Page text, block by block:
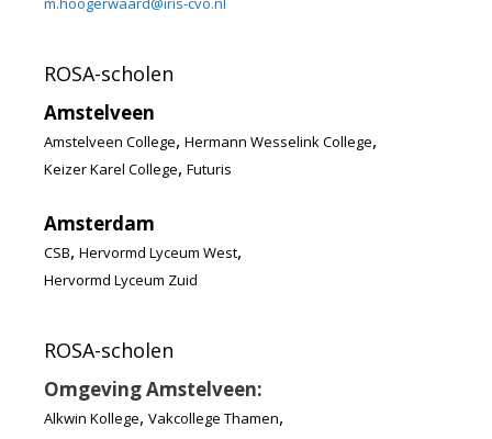
ROSA-scholen
Amstelveen
Amstelveen College, Hermann Wesselink College,
Keizer Karel College, Futuris
Amsterdam
CSB, Hervormd Lyceum West,
Hervormd Lyceum Zuid
ROSA-scholen
Omgeving Amstelveen:
Alkwin Kollege, Vakcollege Thamen,